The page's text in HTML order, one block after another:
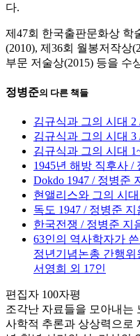
다.
제47회 한국출판문화상 학
(2010), 제36회 월봉저작상
부문 저술상(2015) 등을 수
정병준의 다른 책들
김규식과 그의 시대 2
김규식과 그의 시대 3
김규식과 그의 시대
1945년 해방 직후사 /
Dokdo 1947 / 정병준
현앨리스와 그의 시
독도 1947 / 정병준 지
한국전쟁 / 정병준 지
63인의 역사학자가
정년기념논총 간행위
서영희 외 17인
편집자 100자평
조각난 자료들을 모아내는
사학적 추론과 상상력으로